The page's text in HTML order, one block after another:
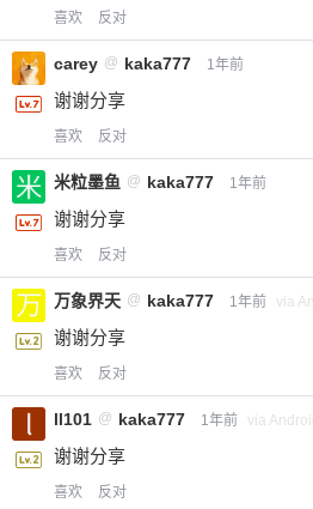
喜欢 反对
carey @ kaka777 1年前
谢谢分享
喜欢 反对
米粒墨鱼 @ kaka777 1年前
谢谢分享
喜欢 反对
万象界天 @ kaka777 1年前 via
谢谢分享
喜欢 反对
ll101 @ kaka777 1年前 via
谢谢分享
喜欢 反对